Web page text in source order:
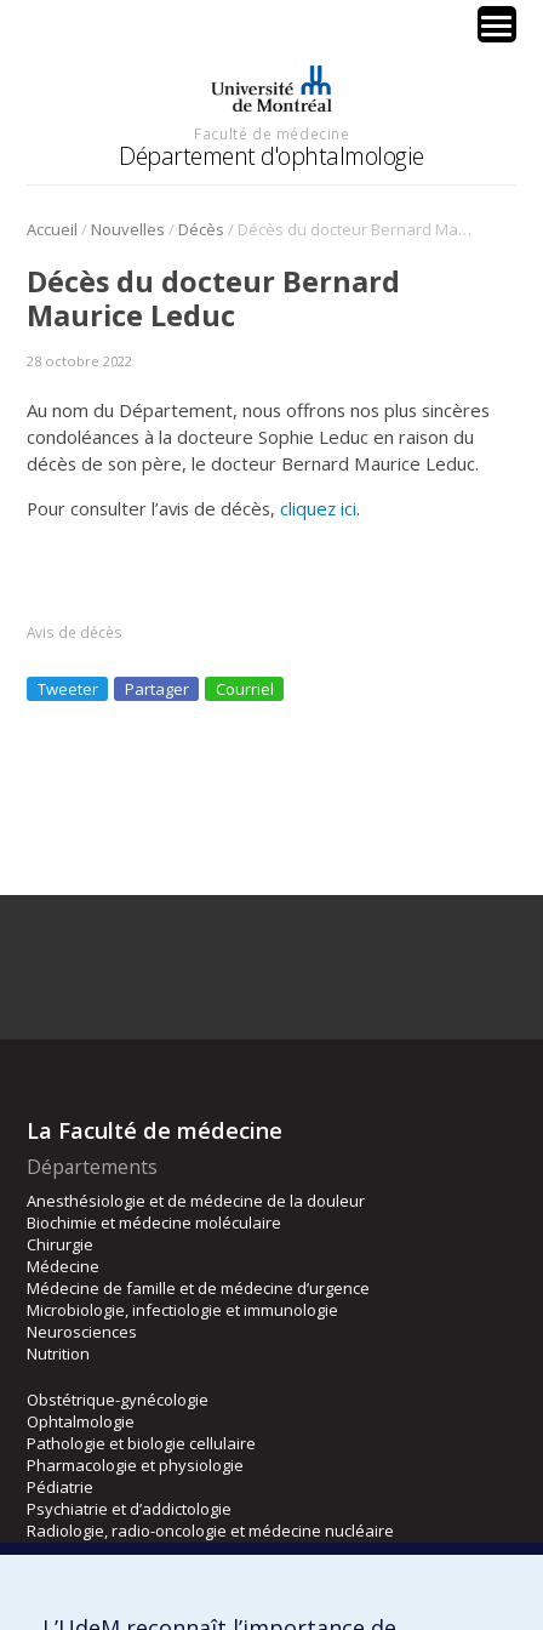
Faculté de médecine
Département d'ophtalmologie
Accueil / Nouvelles / Décès / Décès du docteur Bernard Maurice Leduc
Décès du docteur Bernard
Maurice Leduc
28 octobre 2022
Au nom du Département, nous offrons nos plus sincères
condoléances à la docteure Sophie Leduc en raison du
décès de son père, le docteur Bernard Maurice Leduc.
Pour consulter l’avis de décès,cliquez ici.
Avis de décès
Tweeter Partager Courriel
La Faculté de médecine
Départements
Anesthésiologie et de médecine de la douleur
Biochimie et médecine moléculaire
Chirurgie
Médecine
Médecine de famille et de médecine d’urgence
Microbiologie, infectiologie et immunologie
Neurosciences
Nutrition
Obstétrique-gynécologie
Ophtalmologie
Pathologie et biologie cellulaire
Pharmacologie et physiologie
Pédiatrie
Psychiatrie et d’addictologie
Radiologie, radio-oncologie et médecine nucléaire